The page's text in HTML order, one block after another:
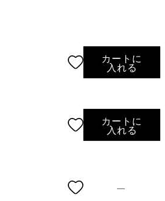
カートに
入れる
カートに
入れる
—